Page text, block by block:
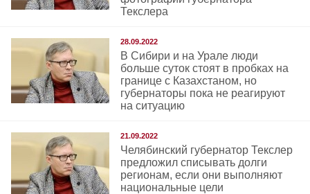
Текслера
28.09.2022
В Сибири и на Урале люди
больше суток стоят в пробках на
границе с Казахстаном, но
губернаторы пока не реагируют
на ситуацию
21.09.2022
Челябинский губернатор Текслер
предложил списывать долги
регионам, если они выполняют
национальные цели